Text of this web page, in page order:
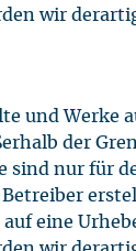
wir
und Werke
der
sind nur für
eine